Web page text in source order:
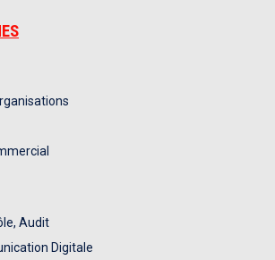
Audit
Digitale